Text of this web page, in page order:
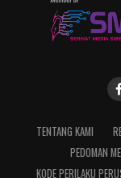
TENTANG KAMI
PEDOMAN
KODE PERILAKU